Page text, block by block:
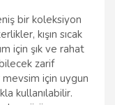
bir koleksiyon
kışın sıcak
için şık ve rahat
zarif
için uygun
kullanılabilir.